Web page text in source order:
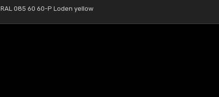
RAL 085 60 60-P Loden yellow